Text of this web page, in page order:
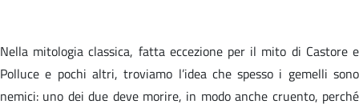
Nella mitologia classica, fatta eccezione per il mito di Castore e
Polluce e pochi altri, troviamo l’idea che spesso i gemelli sono
nemici: uno dei due deve morire, in modo anche cruento, perché